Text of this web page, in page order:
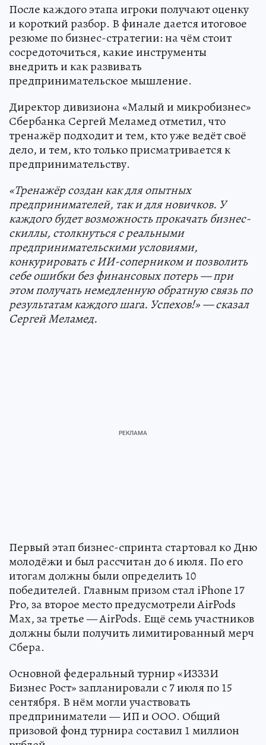
После каждого этапа игроки получают оценку
и короткий разбор. В финале дается итоговое
резюме по бизнес-стратегии: на чём стоит
сосредоточиться, какие инструменты
внедрить и как развивать
предпринимательское мышление.
Директор дивизиона «Малый и микробизнес»
Сбербанка Сергей Меламед отметил, что
тренажёр подходит и тем, кто уже ведёт своё
дело, и тем, кто только присматривается к
предпринимательству.
«Тренажёр создан как для опытных
предпринимателей, так и для новичков. У
каждого будет возможность прокачать бизнес-
скиллы, столкнуться с реальными
предпринимательскими условиями,
конкурировать с ИИ-соперником и позволить
себе ошибки без финансовых потерь — при
этом получать немедленную обратную связь по
результатам каждого шага. Успехов!» — сказал
Сергей Меламед.
Первый этап бизнес-спринта стартовал ко Дню
молодёжи и был рассчитан до 6 июля. По его
итогам должны были определить 10
победителей. Главным призом стал iPhone 17
Pro, за второе место предусмотрели AirPods
Max, за третье — AirPods. Ещё семь участников
должны были получить лимитированный мерч
Сбера.
Основной федеральный турнир «ИЗЗЗИ
Бизнес Рост» запланировали с 7 июля по 15
сентября. В нём могли участвовать
предприниматели — ИП и ООО. Общий
призовой фонд турнира составил 1 миллион